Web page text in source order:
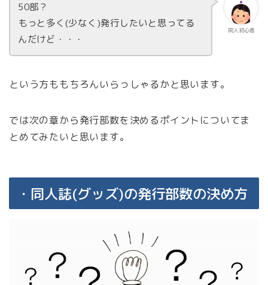
同人初心者
50部？
もっと多く(少なく)発行したいと思ってる
んだけど・・・
という方ももちろんいらっしゃるかと思います。
では次の章から発行部数を決めるポイントについてま
とめてみたいと思います。
・同人誌(グッズ)の発行部数の決め方